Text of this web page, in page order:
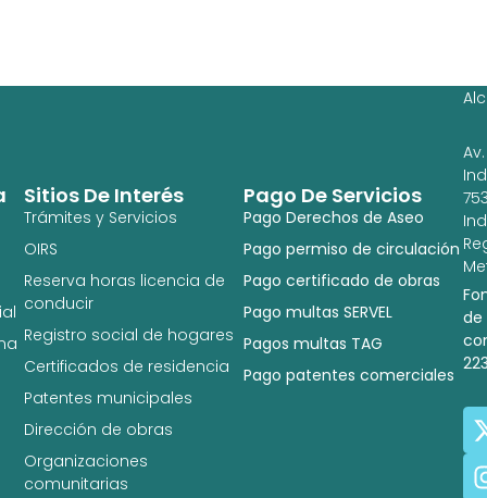
Pago De Servicios
Pago Derechos de Aseo
Pago permiso de circulación
Pago certificado de obras
Pago multas SERVEL
Pagos multas TAG
Pago patentes comerciales
Sitios De Interés
Trámites y Servicios
OIRS
Reserva horas licencia de
conducir
Registro social de hogares
Certificados de residencia
Patentes municipales
Dirección de obras
Organizaciones
comunitarias
Av.
de